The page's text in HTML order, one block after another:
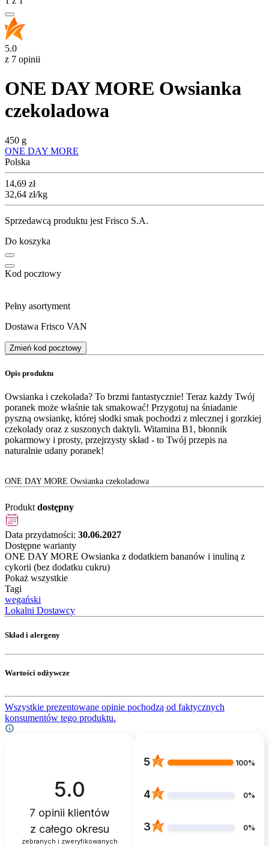
5.0
z 7 opinii
ONE DAY MORE Owsianka
czekoladowa
450 g
ONE DAY MORE
Polska
Cena
14,69 zł
32,64 zł/kg
Sprzedawcą produktu jest Frisco S.A.
Do koszyka
Kod pocztowy
Pełny asortyment
Dostawa Frisco VAN
Zmień kod pocztowy
Opis produktu
Owsianka i czekolada? To brzmi fantastycznie! Teraz każdy Twój
poranek może właśnie tak smakować! Przygotuj na śniadanie
pyszną owsiankę, której słodki smak pochodzi z mlecznej i gorzkiej
czekolady oraz z suszonych daktyli. Witamina B1, błonnik
pokarmowy i prosty, przejrzysty skład - to Twój przepis na
naturalnie udany poranek!
ONE DAY MORE Owsianka czekoladowa
Produkt dostępny
Data przydatności: 30.06.2027
Dostępne warianty
ONE DAY MORE Owsianka z dodatkiem bananów i inuliną z
cykorii (bez dodatku cukru)
Pokaż wszystkie
Tagi
wegański
Lokalni Dostawcy
Skład i alergeny
Wartości odżywcze
Wszystkie prezentowane opinie pochodzą od faktycznych
konsumentów tego produktu.
5.0
7 opinii klientów
z całego okresu
zebranych i zweryfikowanych
5 100%
4 0%
3 0%